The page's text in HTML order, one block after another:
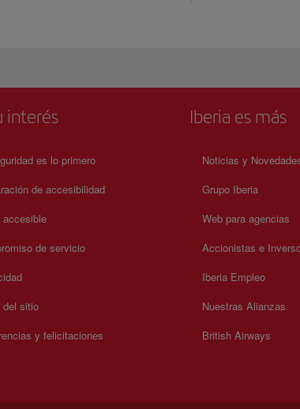
interés
es lo primero
de accesibilidad
accesible
de servicio
del sitio
y felicitaciones
Iberia es más
Noticias y
Grupo Iberia
Web para agencias
Accionistas e
Iberia Empleo
Nuestras Alianzas
British Airways